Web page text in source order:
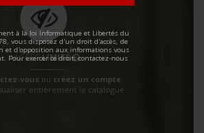
à la loi Informatique et Libertés du
vous disposez d'un droit d'accès, de
et d'opposition aux informations vous
Pour exercer ce droit, contactez-nous
ACCÈSLIMITÉ
vous ou créez un compte
entièrement le catalogue